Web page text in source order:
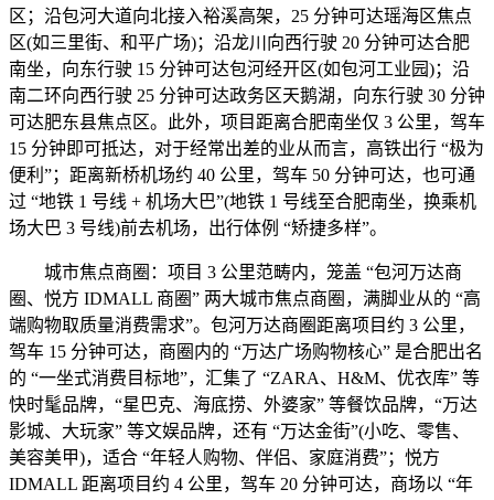
区；沿包河大道向北接入裕溪高架，25 分钟可达瑶海区焦点
区(如三里街、和平广场)；沿龙川向西行驶 20 分钟可达合肥
南坐，向东行驶 15 分钟可达包河经开区(如包河工业园)；沿
南二环向西行驶 25 分钟可达政务区天鹅湖，向东行驶 30 分钟
可达肥东县焦点区。此外，项目距离合肥南坐仅 3 公里，驾车
15 分钟即可抵达，对于经常出差的业从而言，高铁出行 “极为
便利”；距离新桥机场约 40 公里，驾车 50 分钟可达，也可通
过 “地铁 1 号线 + 机场大巴”(地铁 1 号线至合肥南坐，换乘机
场大巴 3 号线)前去机场，出行体例 “矫捷多样”。
城市焦点商圈：项目 3 公里范畴内，笼盖 “包河万达商
圈、悦方 IDMALL 商圈” 两大城市焦点商圈，满脚业从的 “高
端购物取质量消费需求”。包河万达商圈距离项目约 3 公里，
驾车 15 分钟可达，商圈内的 “万达广场购物核心” 是合肥出名
的 “一坐式消费目标地”，汇集了 “ZARA、H&M、优衣库” 等
快时髦品牌，“星巴克、海底捞、外婆家” 等餐饮品牌，“万达
影城、大玩家” 等文娱品牌，还有 “万达金街”(小吃、零售、
美容美甲)，适合 “年轻人购物、伴侣、家庭消费”；悦方
IDMALL 距离项目约 4 公里，驾车 20 分钟可达，商场以 “年